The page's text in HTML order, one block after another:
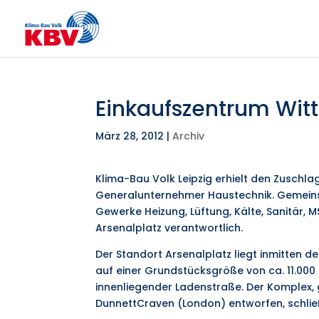
Einkaufszentrum
März 28, 2012 |Archiv
Klima-Bau Volk Leipzig erhielt den
Generalunternehmer Haustechnik.
Gewerke Heizung, Lüftung, Kälte, Sanitär,
Arsenalplatz verantwortlich.
Der Standort Arsenalplatz liegt inmitten
auf einer Grundstücksgröße von ca.
innenliegender Ladenstraße. Der
DunnettCraven (London) entworfen,